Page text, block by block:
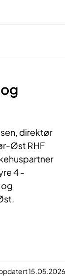
direktør
Øst RHF
4 -
og
15.05.2026